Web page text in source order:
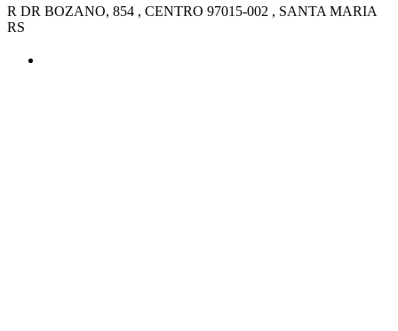
R DR BOZANO, 854 , CENTRO 97015-002 , SANTA MARIA
RS